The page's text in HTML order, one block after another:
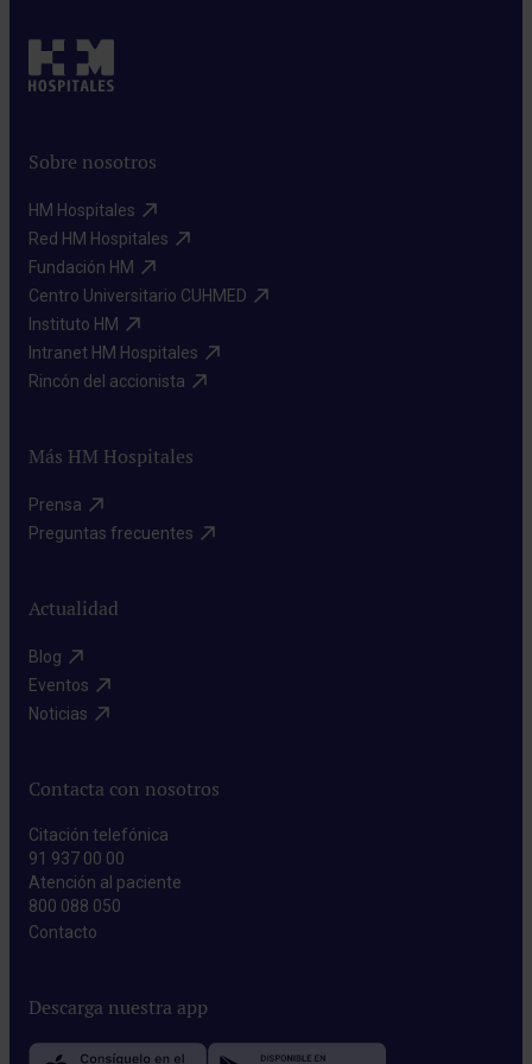
Sobre nosotros
HM Hospitales​
Red HM Hospitales​
Fundación HM​
Centro Universitario CUHMED​
Instituto HM​
Intranet HM Hospitales​
Rincón del accionista​
Más HM Hospitales
Prensa​
Preguntas frecuentes​
Actualidad
Blog​
Eventos​
Noticias​
Contacta con nosotros
Citación telefónica
91 937 00 00
Atención al paciente
800 088 050
Contacto​
Descarga nuestra app